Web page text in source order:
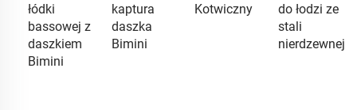
łódki
bassowej z
daszkiem
Bimini
kaptura
daszka
Bimini
Kotwiczny
do łodzi ze
stali
nierdzewnej